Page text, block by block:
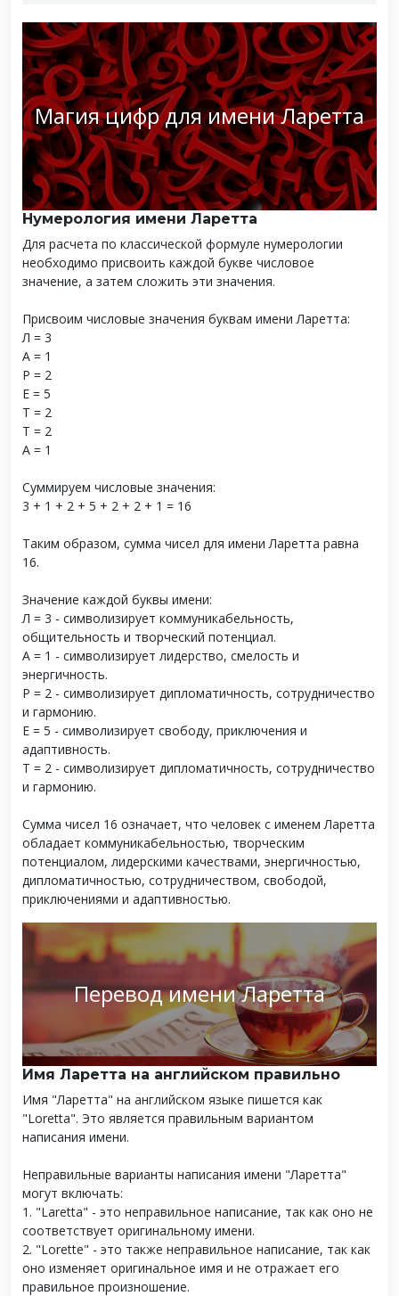
Магия цифр для имени Ларетта
Нумерология имени Ларетта
Для расчета по классической формуле нумерологии
необходимо присвоить каждой букве числовое
значение, а затем сложить эти значения.
Присвоим числовые значения буквам имени Ларетта:
Л = 3
А = 1
Р = 2
Е = 5
Т = 2
Т = 2
А = 1
Суммируем числовые значения:
3 + 1 + 2 + 5 + 2 + 2 + 1 = 16
Таким образом, сумма чисел для имени Ларетта равна
16.
Значение каждой буквы имени:
Л = 3 - символизирует коммуникабельность,
общительность и творческий потенциал.
А = 1 - символизирует лидерство, смелость и
энергичность.
Р = 2 - символизирует дипломатичность, сотрудничество
и гармонию.
Е = 5 - символизирует свободу, приключения и
адаптивность.
Т = 2 - символизирует дипломатичность, сотрудничество
и гармонию.
Сумма чисел 16 означает, что человек с именем Ларетта
обладает коммуникабельностью, творческим
потенциалом, лидерскими качествами, энергичностью,
дипломатичностью, сотрудничеством, свободой,
приключениями и адаптивностью.
Перевод имени Ларетта
Имя Ларетта на английском правильно
Имя "Ларетта" на английском языке пишется как
"Loretta". Это является правильным вариантом
написания имени.
Неправильные варианты написания имени "Ларетта"
могут включать:
1. "Laretta" - это неправильное написание, так как оно не
соответствует оригинальному имени.
2. "Lorette" - это также неправильное написание, так как
оно изменяет оригинальное имя и не отражает его
правильное произношение.